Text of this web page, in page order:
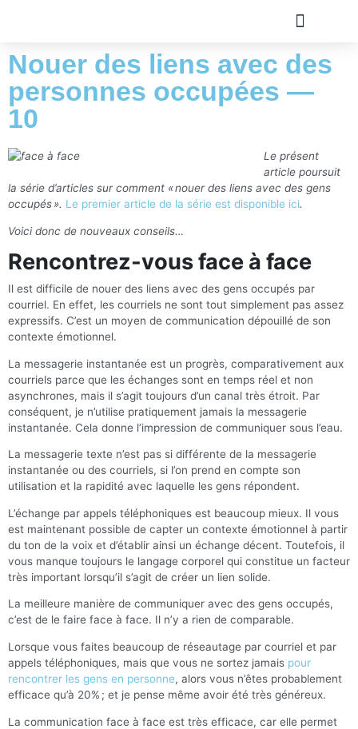
Nouer des liens avec des
personnes occupées —
10
Le présent
article poursuit
la série d’articles sur comment « nouer des liens avec des gens
occupés ». Le premier article de la série est disponible ici.
Voici donc de nouveaux conseils…
Rencontrez-vous face à face
Il est difficile de nouer des liens avec des gens occupés par
courriel. En effet, les courriels ne sont tout simplement pas assez
expressifs. C’est un moyen de communication dépouillé de son
contexte émotionnel.
La messagerie instantanée est un progrès, comparativement aux
courriels parce que les échanges sont en temps réel et non
asynchrones, mais il s’agit toujours d’un canal très étroit. Par
conséquent, je n’utilise pratiquement jamais la messagerie
instantanée. Cela donne l’impression de communiquer sous l’eau.
La messagerie texte n’est pas si différente de la messagerie
instantanée ou des courriels, si l’on prend en compte son
utilisation et la rapidité avec laquelle les gens répondent.
L’échange par appels téléphoniques est beaucoup mieux. Il vous
est maintenant possible de capter un contexte émotionnel à partir
du ton de la voix et d’établir ainsi un échange décent. Toutefois, il
vous manque toujours le langage corporel qui constitue un facteur
très important lorsqu’il s’agit de créer un lien solide.
La meilleure manière de communiquer avec des gens occupés,
c’est de le faire face à face. Il n’y a rien de comparable.
Lorsque vous faites beaucoup de réseautage par courriel et par
appels téléphoniques, mais que vous ne sortez jamais pour
rencontrer les gens en personne, alors vous n’êtes probablement
efficace qu’à 20% ; et je pense même avoir été très généreux.
La communication face à face est très efficace, car elle permet